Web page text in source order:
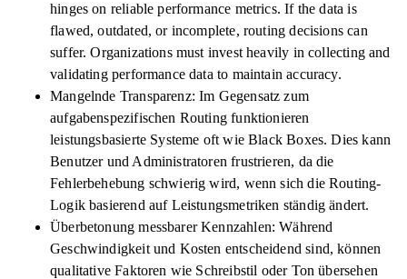
hinges on reliable performance metrics. If the data is
flawed, outdated, or incomplete, routing decisions can
suffer. Organizations must invest heavily in collecting and
validating performance data to maintain accuracy.
Mangelnde Transparenz: Im Gegensatz zum
aufgabenspezifischen Routing funktionieren
leistungsbasierte Systeme oft wie Black Boxes. Dies kann
Benutzer und Administratoren frustrieren, da die
Fehlerbehebung schwierig wird, wenn sich die Routing-
Logik basierend auf Leistungsmetriken ständig ändert.
Überbetonung messbarer Kennzahlen: Während
Geschwindigkeit und Kosten entscheidend sind, können
qualitative Faktoren wie Schreibstil oder Ton übersehen